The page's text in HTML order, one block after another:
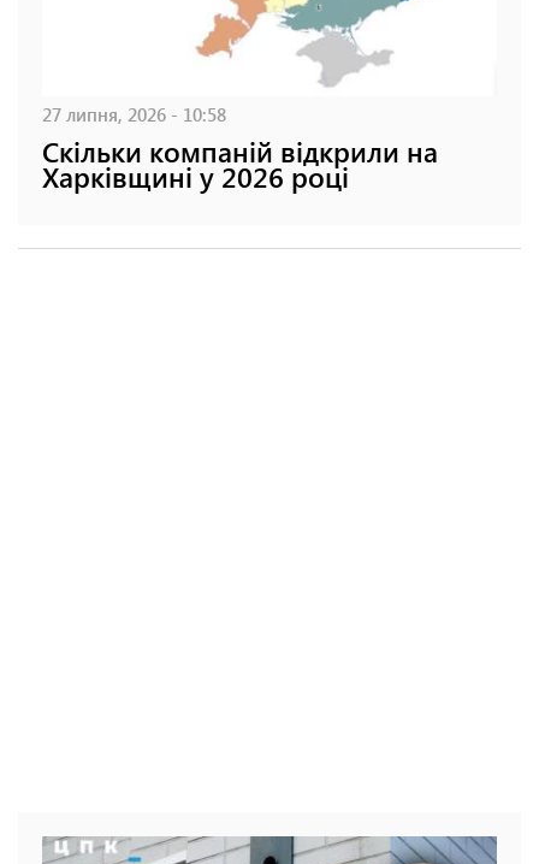
27 липня, 2026 - 10:58
Скільки компаній відкрили на
Харківщині у 2026 році